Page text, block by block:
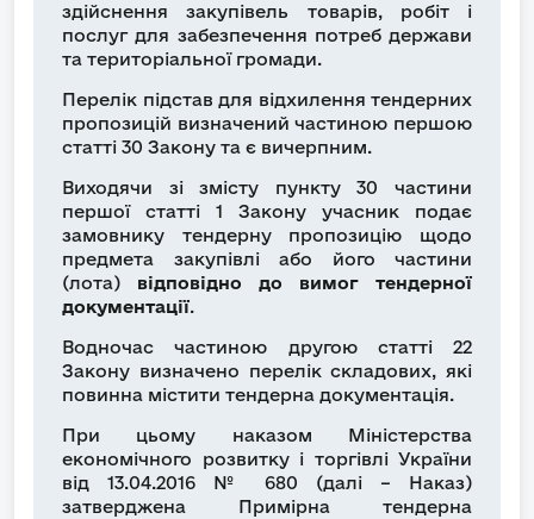
здійснення закупівель товарів, робіт і
послуг для забезпечення потреб держави
та територіальної громади.
Перелік підстав для відхилення тендерних
пропозицій визначений частиною першою
статті 30 Закону та є вичерпним.
Виходячи зі змісту пункту 30 частини
першої статті 1 Закону
учасник подає
замовнику тендерну пропозицію щодо
предмета закупівлі або його частини
(лота) відповідно до вимог тендерної
документації.
Водночас частиною другою статті 22
Закону визначено перелік складових, які
повинна містити тендерна документація.
При цьому наказом Міністерства
економічного розвитку і торгівлі України
від 13.04.2016 № 680 (далі – Наказ)
затверджена Примірна тендерна